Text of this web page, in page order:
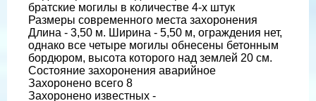
братские могилы в количестве 4-х штук
Размеры современного места захоронения
Длина - 3,50 м. Ширина - 5,50 м, ограждения нет,
однако все четыре могилы обнесены бетонным
бордюром, высота которого над землей 20 см.
Состояние захоронения аварийное
Захоронено всего 8
Захоронено известных -